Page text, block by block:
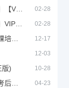
02-28
02-28
12-17
12-03
版) 10-28
04-23